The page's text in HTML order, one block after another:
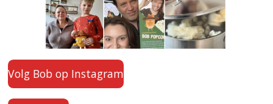
Volg Bob op Instagram